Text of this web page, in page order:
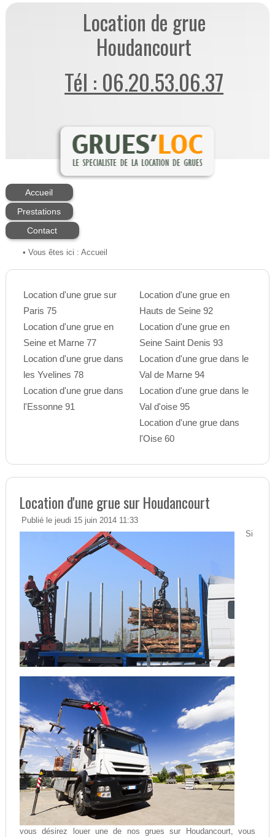
Location de grue
Houdancourt
Tél : 06.20.53.06.37
Accueil
Prestations
Contact
• Vous êtes ici : Accueil
Location d'une grue sur
Paris 75
Location d'une grue en
Seine et Marne 77
Location d'une grue dans
les Yvelines 78
Location d'une grue dans
l'Essonne 91
Location d'une grue en
Hauts de Seine 92
Location d'une grue en
Seine Saint Denis 93
Location d'une grue dans le
Val de Marne 94
Location d'une grue dans le
Val d'oise 95
Location d'une grue dans
l'Oise 60
Location d'une grue sur Houdancourt
Publié le jeudi 15 juin 2014 11:33
Si
vous désirez louer une de nos grues sur Houdancourt, vous